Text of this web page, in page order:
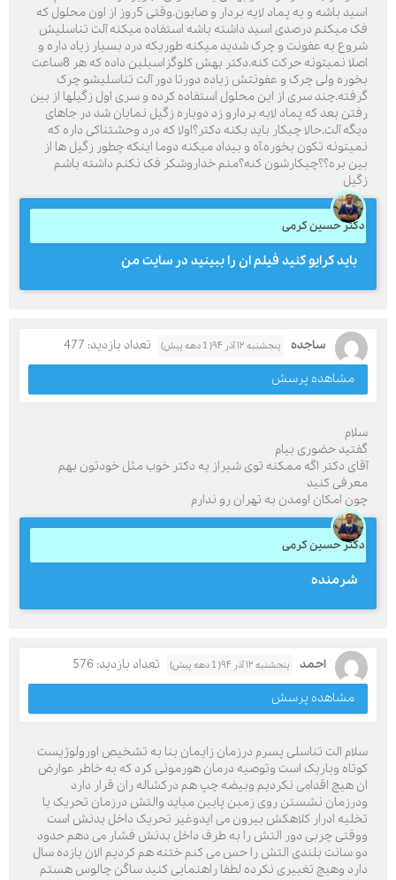
اسید باشه و یه پماد لایه بردار و صابون.وقتی 5روز از اون محلول که
فک میکنم درصدی اسید داشته باشه استفاده میکنه آلت تناسلیش
شروع به عفونت و چرک شدید میکنه طوریکه درد بسیار زیاد داره و
اصلا نمیتونه حرکت کنه.دکتر بهش کلوگزاسیلین داده که هر 8ساعت
بخوره ولی چرک و عفونتش زیاده دورتا دور آلت تناسلیشو چرک
گرفته.چند سری از این محلول استفاده کرده و سری اول زگیلها از بین
رفتن بعد که پماد لایه بردارو زد دوباره زگیل نمایان شد در جاهای
دیگه آلت.حالا چیکار باید بکنه دکتر؟اولا که درد وحشتناکی داره که
نمیتونه تکون بخوره.آه و بیداد میکنه دوما اینکه چطور زگیل ها از
بین بره؟؟چیکارشون کنه؟منم خداروشکر فک نکنم داشته باشم
زگیل
دکتر حسین کرمی
باید کرایو کنید فیلم ان را ببینید در سایت من
ساجده پنجشنبه ۱۲ آذر ۹۴( 1 دهه پیش)
تعداد بازدید: 477
مشاهده پرسش
سلام
گفتید حضوری بیام
آقای دکتر اگه ممکنه توی شیراز یه دکتر خوب مثل خودتون بهم
معرفی کنید
چون امکان اومدن به تهران رو ندارم
دکتر حسین کرمی
شرمنده
احمد پنجشنبه ۱۲ آذر ۹۴( 1 دهه پیش)
تعداد بازدید: 576
مشاهده پرسش
سلام الت تناسلی پسرم درزمان زایمان بنا به تشخیص اورولوژیست
کوتاه وباریک است وتوصیه درمان هورمونی کرد که به خاطر عوارض
ان هیچ اقدامی نکردیم وبیضه چپ هم درکشاله ران قرار دارد
ودرزمان نشستن روی زمین پایین میاید والتش درزمان تحریک یا
تخلیه ادرار کلاهکش بیرون می ایدوغیر تحریک داخل بدنش است
ووقتی چربی دور التش را به طرف داخل بدنش فشار می دهم حدود
دو سانت بلندی التش را حس می کنم ختنه هم کردیم الان یازده سال
دارد وهیچ تغییری نکرده لطفا راهنمایی کنید ساگن چالوس هستم